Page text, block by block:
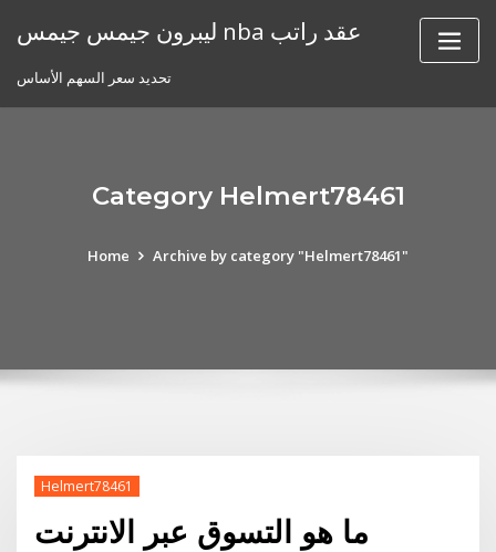
ليبرون جيمس جيمس nba عقد راتب
تحديد سعر السهم الأساس
Category Helmert78461
Home Archive by category "Helmert78461"
Helmert78461
ما هو التسوق عبر الانترنت